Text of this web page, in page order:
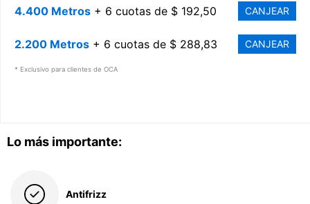
Lo más importante:
Antifrizz
4.400 Metros + 6 cuotas de $ 192,50 CANJEAR
2.200 Metros + 6 cuotas de $ 288,83 CANJEAR
* Exclusivo para clientes de OCA